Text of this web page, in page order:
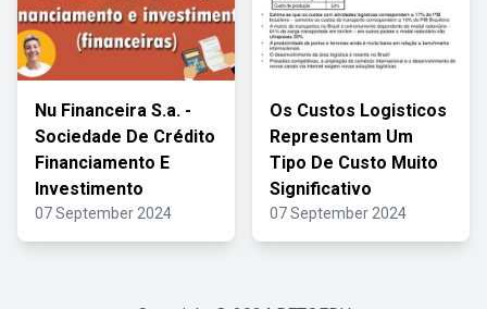
Nu Financeira S.a. -
Sociedade De Crédito
Financiamento E
Investimento
07 September 2024
Os Custos Logisticos
Representam Um
Tipo De Custo Muito
Significativo
07 September 2024